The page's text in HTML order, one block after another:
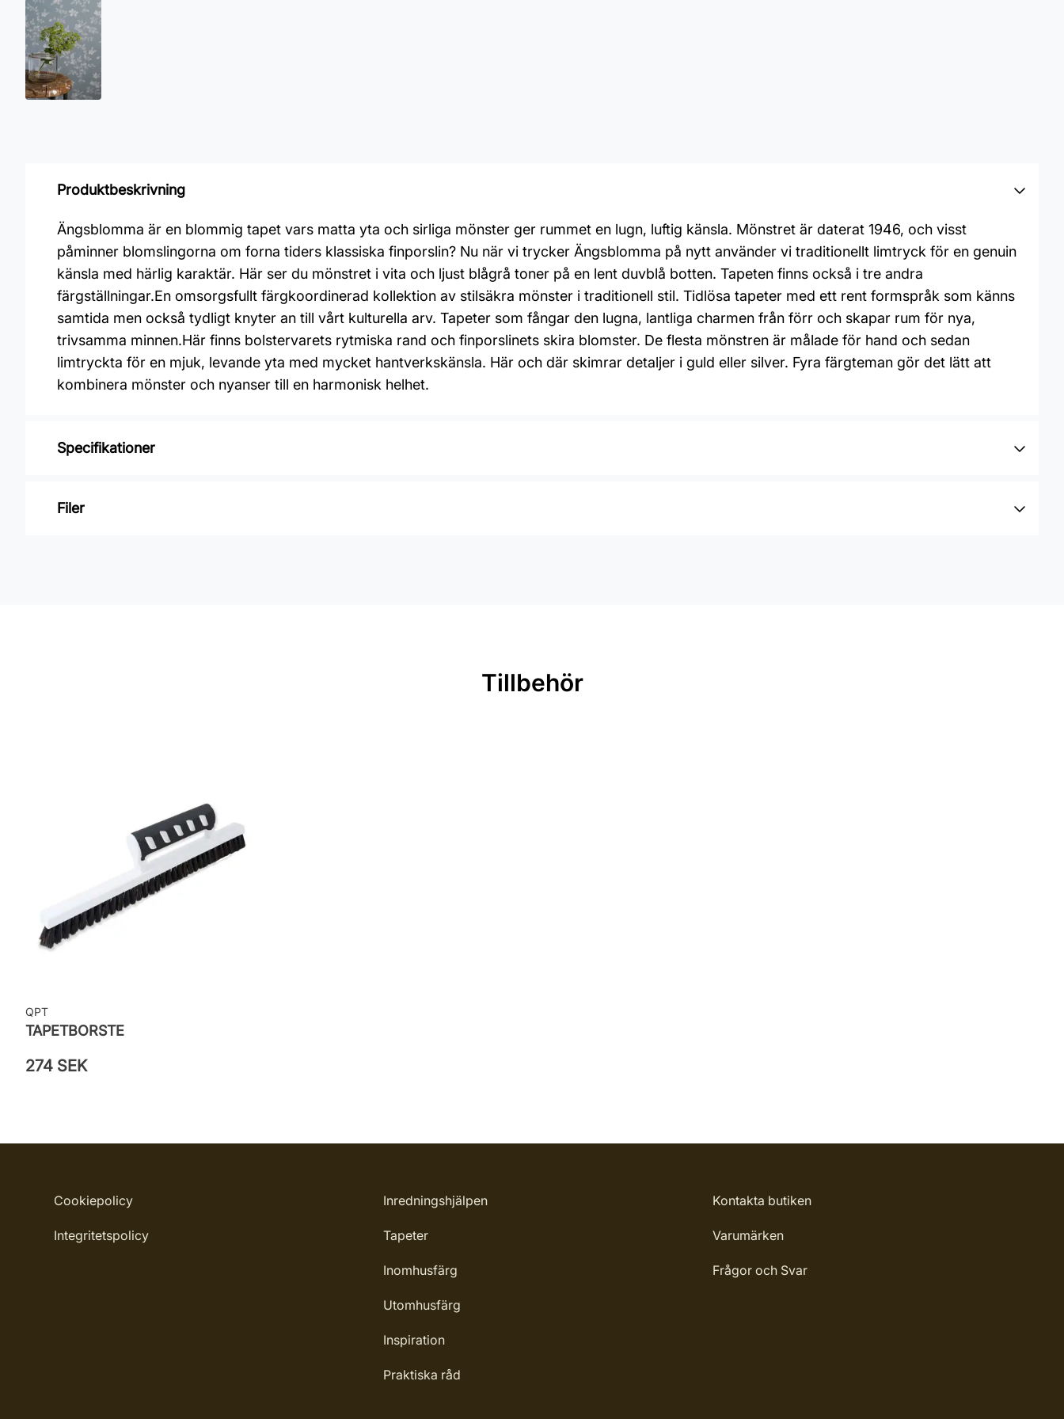
Produktbeskrivning
Ängsblomma är en blommig tapet vars matta yta och sirliga mönster ger rummet en lugn, luftig känsla. Mönstret är daterat 1946, och visst
påminner blomslingorna om forna tiders klassiska finporslin? Nu när vi trycker Ängsblomma på nytt använder vi traditionellt limtryck för en genuin
känsla med härlig karaktär. Här ser du mönstret i vita och ljust blågrå toner på en lent duvblå botten. Tapeten finns också i tre andra
färgställningar.En omsorgsfullt färgkoordinerad kollektion av stilsäkra mönster i traditionell stil. Tidlösa tapeter med ett rent formspråk som känns
samtida men också tydligt knyter an till vårt kulturella arv. Tapeter som fångar den lugna, lantliga charmen från förr och skapar rum för nya,
trivsamma minnen.Här finns bolstervarets rytmiska rand och finporslinets skira blomster. De flesta mönstren är målade för hand och sedan
limtryckta för en mjuk, levande yta med mycket hantverkskänsla. Här och där skimrar detaljer i guld eller silver. Fyra färgteman gör det lätt att
kombinera mönster och nyanser till en harmonisk helhet.
Specifikationer
Varumärke: Boråstapeter
Filer
Tillbehör
QPT
TAPETBORSTE
274 SEK
Cookiepolicy
Integritetspolicy
Inredningshjälpen
Tapeter
Inomhusfärg
Utomhusfärg
Inspiration
Praktiska råd
Kontakta butiken
Varumärken
Frågor och Svar